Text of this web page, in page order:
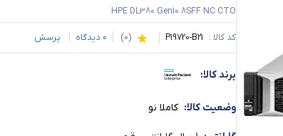
HPE DL380 Gen10 8SFF NC CTO
کد کالا : P19720-B21
(
0
)
0 دیدگاه پرسش
برند کالا:
وضعیت کالا: کاملا نو